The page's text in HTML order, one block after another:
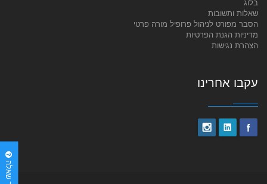
בלוג
שאלות ותשובות
הסבר מפורט לניהול פרופיל מורה פרטי
מדיניות הגנת הפרטיות
הצהרת נגישות
עקבו אחרינו